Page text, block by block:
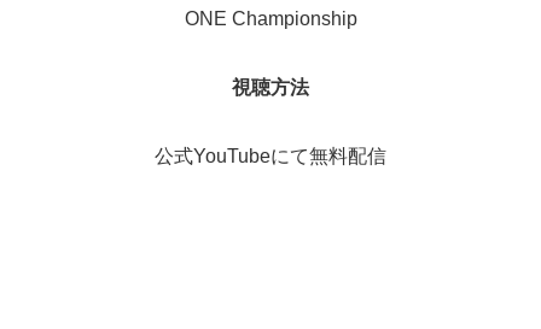
ONE Championship
視聴方法
公式YouTubeにて無料配信